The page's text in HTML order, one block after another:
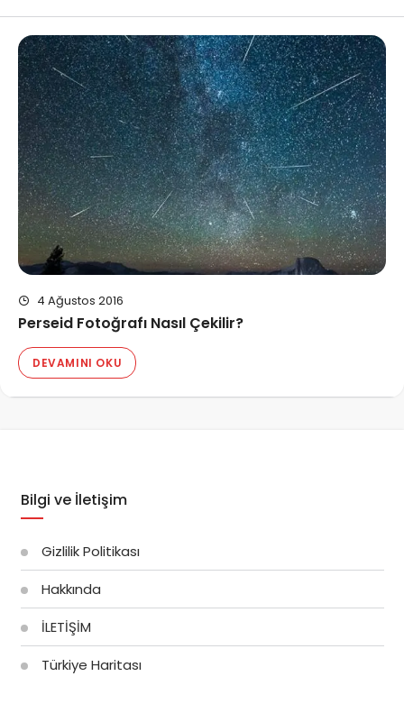
4 Ağustos 2016
Perseid Fotoğrafı Nasıl Çekilir?
DEVAMINI OKU
Bilgi ve İletişim
Gizlilik Politikası
Hakkında
İLETİŞİM
Türkiye Haritası